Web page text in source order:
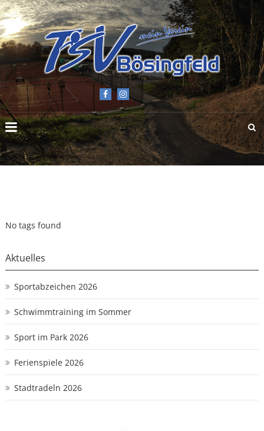
TSV
BÖSINGFELD
E.V.
No tags found
Aktuelles
Sportabzeichen 2026
Schwimmtraining im Sommer
Sport im Park 2026
Ferienspiele 2026
Stadtradeln 2026